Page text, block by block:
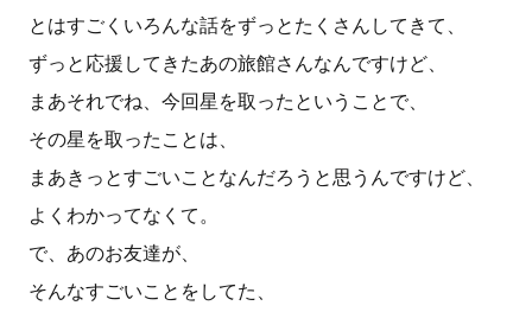
とはすごくいろんな話をずっとたくさんしてきて、
ずっと応援してきたあの旅館さんなんですけど、
まあそれでね、今回星を取ったということで、
その星を取ったことは、
まあきっとすごいことなんだろうと思うんですけど、
よくわかってなくて。
で、あのお友達が、
そんなすごいことをしてた、